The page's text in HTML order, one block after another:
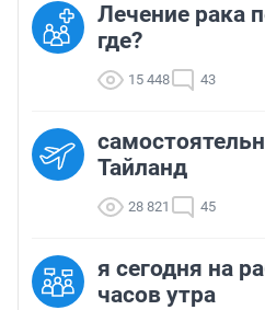
Лечение рака
где?
15 448 43
Тайланд
28 821 45
я сегодня на
часов утра